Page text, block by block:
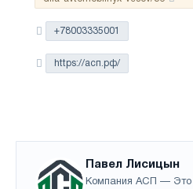
+78003335001
https://асп.рф/
Павел Лисицын
Компания АСП — Это